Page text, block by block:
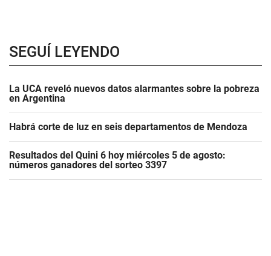
SEGUÍ LEYENDO
La UCA reveló nuevos datos alarmantes sobre la pobreza
en Argentina
Habrá corte de luz en seis departamentos de Mendoza
Resultados del Quini 6 hoy miércoles 5 de agosto:
números ganadores del sorteo 3397